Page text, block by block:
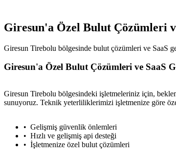
Giresun'a Özel Bulut Çözümleri
Giresun Tirebolu bölgesinde bulut çözümleri ve SaaS
Giresun'a Özel Bulut Çözümleri ve SaaS
Giresun Tirebolu bölgesindeki işletmeleriniz için,
sunuyoruz. Teknik yeterliliklerimizi işletmenize göre
Gelişmiş güvenlik önlemleri
Hızlı ve gelişmiş api desteği
İşletmenize özel bulut çözümleri